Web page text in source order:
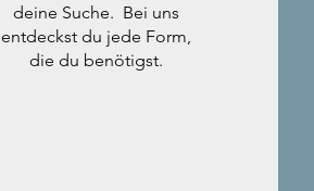
deine Suche. Bei uns
entdeckst du jede Form,
die du benötigst.